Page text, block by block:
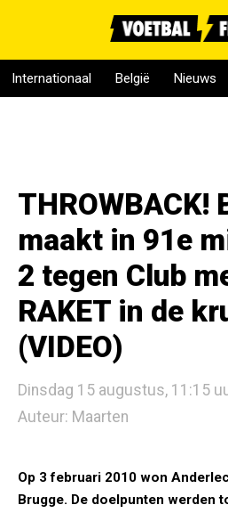
Internationaal België Nieuws
THROWBACK!
maakt in 91e
2 tegen Club
RAKET in de
(VIDEO)
Dinsdag 15 augustus, 11:15
Auteur: Maarten
Op 3 februari 2010 won
Brugge. De doelpunten werden